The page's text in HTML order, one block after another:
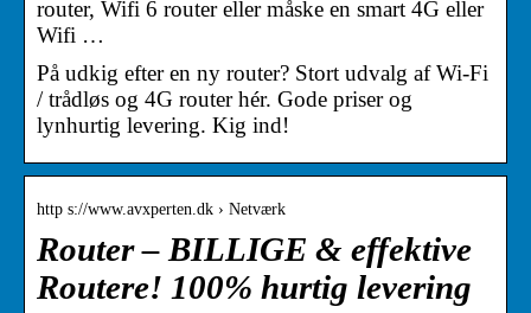
router, Wifi 6 router eller måske en smart 4G eller
Wifi …
På udkig efter en ny router? Stort udvalg af Wi-Fi
/ trådløs og 4G router hér. Gode priser og
lynhurtig levering. Kig ind!
http s://www.avxperten.dk › Netværk
Router – BILLIGE & effektive
Routere! 100% hurtig levering